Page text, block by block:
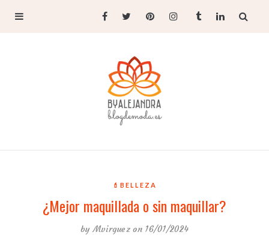
💄BELLEZA
¿Mejor maquillada o sin maquillar?
byMvirguez on 16/01/2024